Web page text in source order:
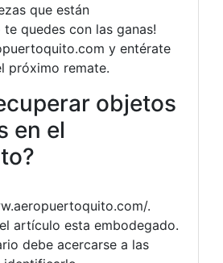
que están
te quedes con las ganas!
y entérate
próximo remate.
objetos
en el
.
artículo esta embodegado.
debe acercarse a las